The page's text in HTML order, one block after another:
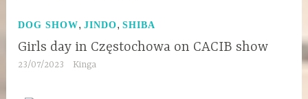
DOG SHOW,JINDO,SHIBA
Girls day in Częstochowa on CACIB show
23/07/2023 Kinga